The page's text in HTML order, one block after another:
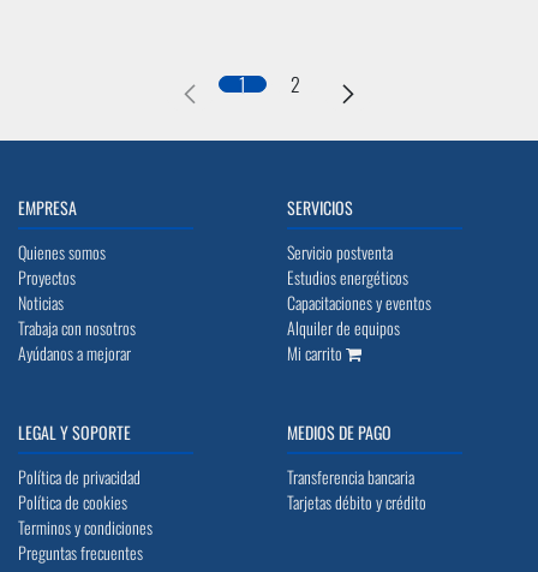
1 2
EMPRESA
Quienes somos
Proyectos
Noticias
Trabaja con nosotros
Ayúdanos a mejorar
SERVICIOS
Servicio postventa
Estudios energéticos
Capacitaciones y eventos
Alquiler de equipos
Mi carrito
LEGAL Y SOPORTE
Política de privacidad
Política de cookies
Terminos y condiciones
Preguntas frecuentes
MEDIOS DE PAGO
Transferencia bancaria
Tarjetas débito y crédito